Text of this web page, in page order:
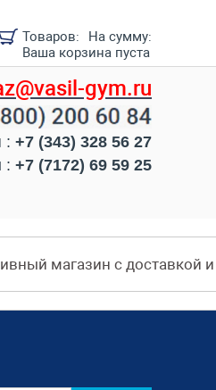
Товаров:
На сумму:
Ваша корзина пуста
gym.ru
: +7 (343) 328 56 27
: +7 (7172) 69 59 25
магазин с доставкой